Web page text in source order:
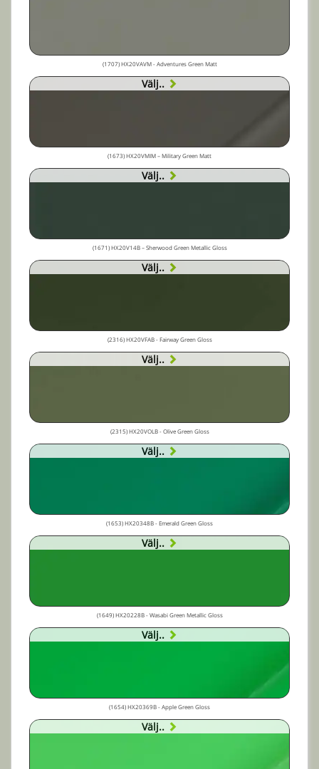
(1707) HX20VAVM - Adventures Green Matt
Välj..
(1673) HX20VMIM – Military Green Matt
Välj..
(1671) HX20V14B – Sherwood Green Metallic Gloss
Välj..
(2316) HX20VFAB - Fairway Green Gloss
Välj..
(2315) HX20VOLB - Olive Green Gloss
Välj..
(1653) HX20348B - Emerald Green Gloss
Välj..
(1649) HX20228B - Wasabi Green Metallic Gloss
Välj..
(1654) HX20369B - Apple Green Gloss
Välj..